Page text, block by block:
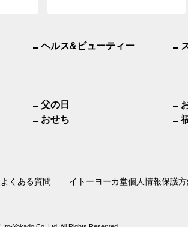
ヘルス&ビューティー
父の日
おせち
よくある質問 イトーヨーカ堂個人情報保護